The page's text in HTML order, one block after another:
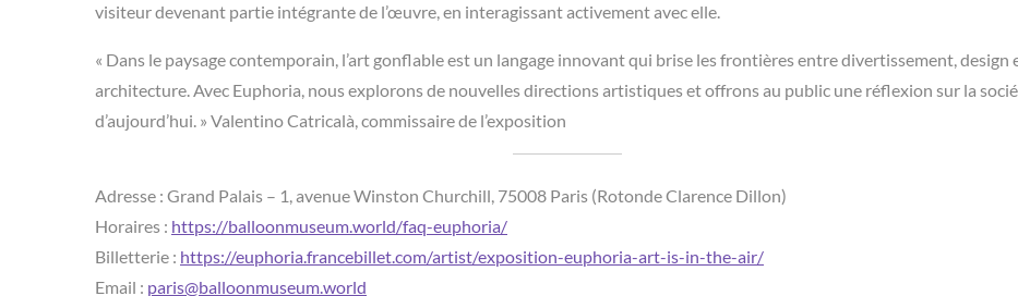
visiteur devenant partie intégrante de l’œuvre, en interagissant activement avec elle.
« Dans le paysage contemporain, l’art gonflable est un langage innovant qui brise les frontières entre divertissement, design
architecture. Avec Euphoria, nous explorons de nouvelles directions artistiques et offrons au public une réflexion sur la
d’aujourd’hui. » Valentino Catricalà, commissaire de l’exposition
Adresse : Grand Palais – 1, avenue Winston Churchill, 75008 Paris (Rotonde Clarence Dillon)
Horaires : https://balloonmuseum.world/faq-euphoria/
Billetterie : https://euphoria.francebillet.com/artist/exposition-euphoria-art-is-in-the-air/
Email : paris@balloonmuseum.world